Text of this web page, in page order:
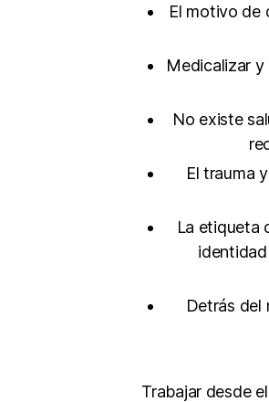
El motivo de
Medicalizar y
No existe
El trauma
La etiqueta
Detrás del
Trabajar desde